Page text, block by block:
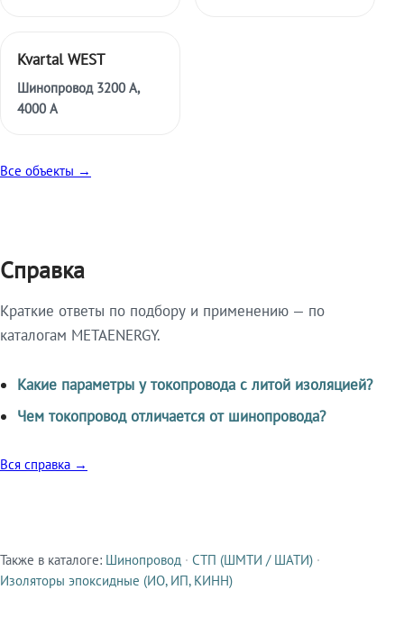
Kvartal WEST
Шинопровод 3200 А,
4000 А
Все объекты →
Справка
Краткие ответы по подбору и применению — по
каталогам METAENERGY.
Какие параметры у токопровода с литой изоляцией?
Чем токопровод отличается от шинопровода?
Вся справка →
Смежные продукты
Также в каталоге: Шинопровод · СТП (ШМТИ / ШАТИ) ·
Изоляторы эпоксидные (ИО, ИП, КИНН)